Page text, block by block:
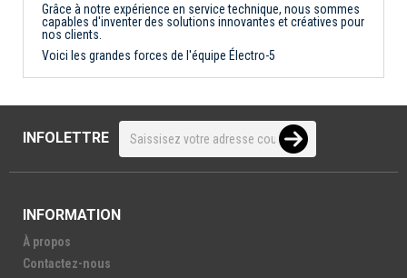
Grâce à notre expérience en service technique, nous sommes
capables d'inventer des solutions innovantes et créatives pour
nos clients.
Voici les grandes forces de l'équipe Électro-5
INFOLETTRE
INFORMATION
À propos
Contactez-nous